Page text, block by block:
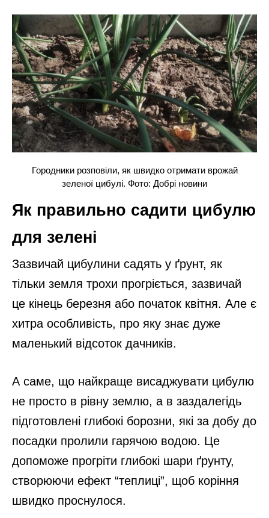
Городники розповіли, як швидко отримати врожай
зеленої цибулі. Фото: Добрі новини
Як правильно садити цибулю
для зелені
Зазвичай цибулини садять у ґрунт, як
тільки земля трохи прогріється, зазвичай
це кінець березня або початок квітня. Але є
хитра особливість, про яку знає дуже
маленький відсоток дачників.
А саме, що найкраще висаджувати цибулю
не просто в рівну землю, а в заздалегідь
підготовлені глибокі борозни, які за добу до
посадки пролили гарячою водою. Це
допоможе прогріти глибокі шари ґрунту,
створюючи ефект “теплиці”, щоб коріння
швидко проснулося.